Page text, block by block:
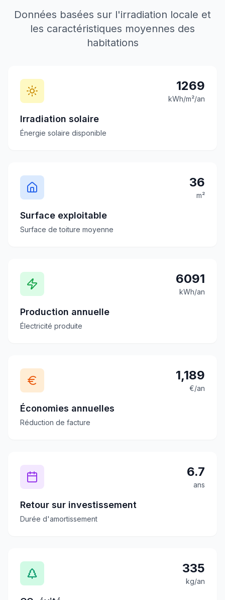
Données basées sur l'irradiation locale et
les caractéristiques moyennes des
habitations
1269
kWh/m²/an
Irradiation solaire
Énergie solaire disponible
36
m²
Surface exploitable
Surface de toiture moyenne
6091
kWh/an
Production annuelle
Électricité produite
1,189
€/an
Économies annuelles
Réduction de facture
6.7
ans
Retour sur investissement
Durée d'amortissement
335
kg/an